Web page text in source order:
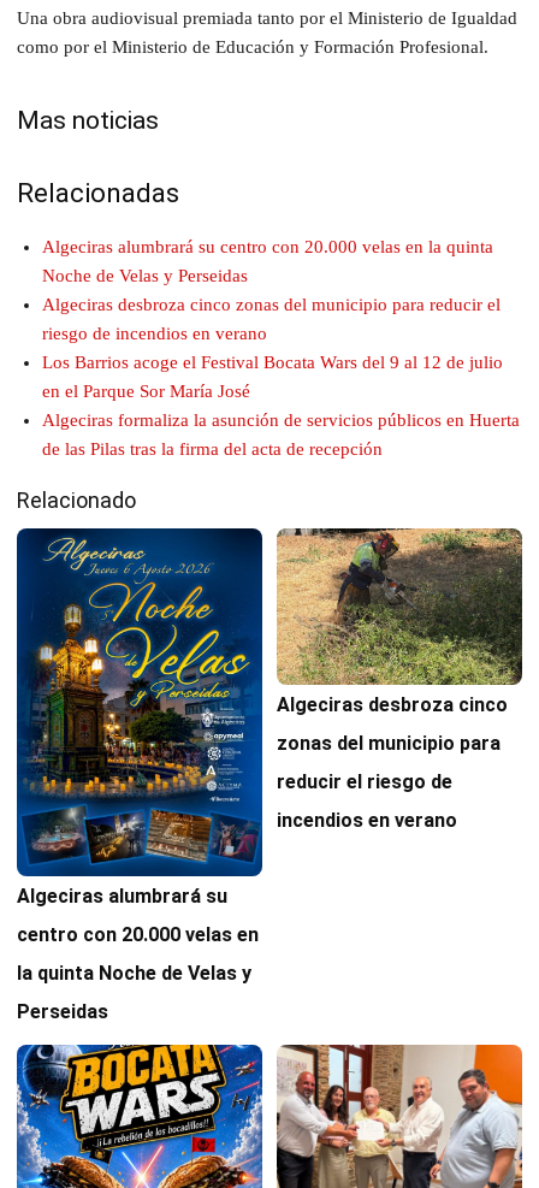
Una obra audiovisual premiada tanto por el Ministerio de Igualdad
como por el Ministerio de Educación y Formación Profesional.
Mas noticias
Relacionadas
Algeciras alumbrará su centro con 20.000 velas en la quinta
Noche de Velas y Perseidas
Algeciras desbroza cinco zonas del municipio para reducir el
riesgo de incendios en verano
Los Barrios acoge el Festival Bocata Wars del 9 al 12 de julio
en el Parque Sor María José
Algeciras formaliza la asunción de servicios públicos en Huerta
de las Pilas tras la firma del acta de recepción
Relacionado
Algeciras alumbrará su
centro con 20.000 velas en
la quinta Noche de Velas y
Perseidas
Algeciras desbroza cinco
zonas del municipio para
reducir el riesgo de
incendios en verano